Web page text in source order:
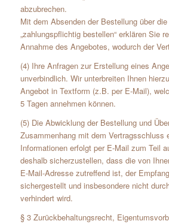
abzubrechen.
Mit dem Absenden der Bestellung über
„zahlungspflichtig bestellen“ erklären Sie
Annahme des Angebotes, wodurch der
(4) Ihre Anfragen zur Erstellung eines
unverbindlich. Wir unterbreiten Ihnen
Angebot in Textform (z.B. per E-Mail),
5 Tagen annehmen können.
(5) Die Abwicklung der Bestellung und
Zusammenhang mit dem Vertragsschluss
Informationen erfolgt per E-Mail zum Teil
deshalb sicherzustellen, dass die von
E-Mail-Adresse zutreffend ist, der
sichergestellt und insbesondere nicht
verhindert wird.
§ 3 Zurückbehaltungsrecht,